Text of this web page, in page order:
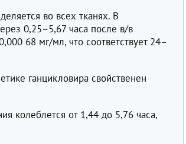
во всех тканях. В
0,25–5,67 часа после в/в
68 мг/мл, что соответствует 24–
ганцикловира свойственен
колеблется от 1,44 до 5,76 часа,